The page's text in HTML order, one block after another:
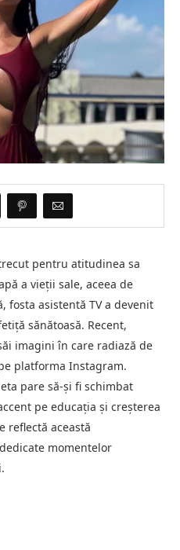
pentru atitudinea sa
a vieții sale, aceea de
fosta asistentă TV a devenit
sănătoasă. Recent,
imagini în care radiază de
platforma Instagram.
pare să-și fi schimbat
pe educația și creșterea
reflectă această
momentelor